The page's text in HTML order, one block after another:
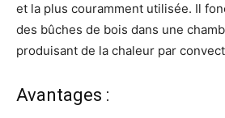
et la plus couramment utilisée. Il
des bûches de bois dans une
produisant de la chaleur par
Avantages :